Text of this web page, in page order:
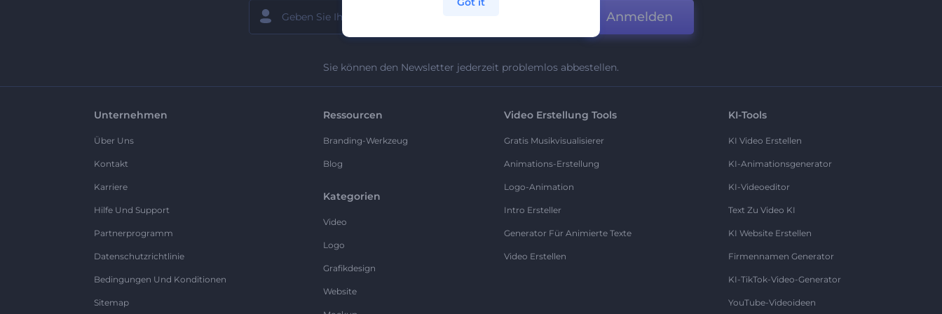
Anmelden
Sie können den Newsletter jederzeit problemlos abbestellen.
Unternehmen
Über Uns
Kontakt
Karriere
Hilfe Und Support
Partnerprogramm
Datenschutzrichtlinie
Bedingungen Und Konditionen
Sitemap
Ressourcen
Branding-Werkzeug
Blog
Kategorien
Video
Logo
Grafikdesign
Website
Video Erstellung Tools
Gratis Musikvisualisierer
Animations-Erstellung
Logo-Animation
Intro Ersteller
Generator Für Animierte Texte
Video Erstellen
KI-Tools
KI Video Erstellen
KI-Animationsgenerator
KI-Videoeditor
Text Zu Video KI
KI Website Erstellen
Firmennamen Generator
KI-TikTok-Video-Generator
YouTube-Videoideen